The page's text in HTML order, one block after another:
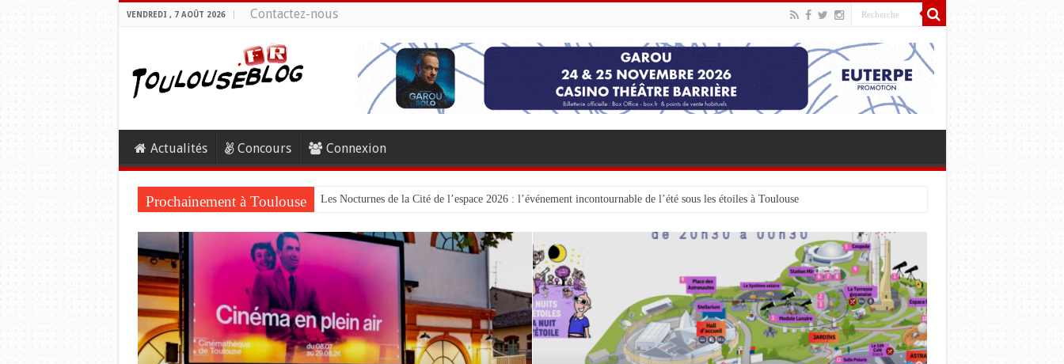
VENDREDI , 7 AOÛT 2026 Contactez-nous
Actualités Concours Connexion
Prochainement à Toulouse Les Nocturnes de la Cité de l’espace 2026 : l’événement incontournable de l’été sous les étoiles à Toulouse